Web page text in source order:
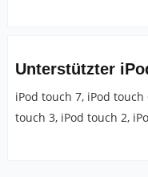
Unterstützter
iPod touch 7, iPod
touch 3, iPod touch 2,